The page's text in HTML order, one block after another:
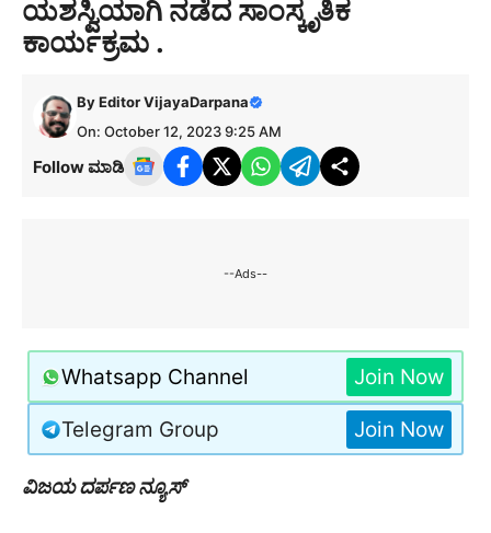
ಯಶಸ್ವಿಯಾಗಿ ನಡೆದ ಸಾಂಸ್ಕೃತಿಕ
ಕಾರ್ಯಕ್ರಮ .
ByEditor VijayaDarpana
On: October 12, 2023 9:25 AM
Follow ಮಾಡಿ
--Ads--
Whatsapp Channel Join Now
Telegram Group Join Now
ವಿಜಯ ದರ್ಪಣ ನ್ಯೂಸ್